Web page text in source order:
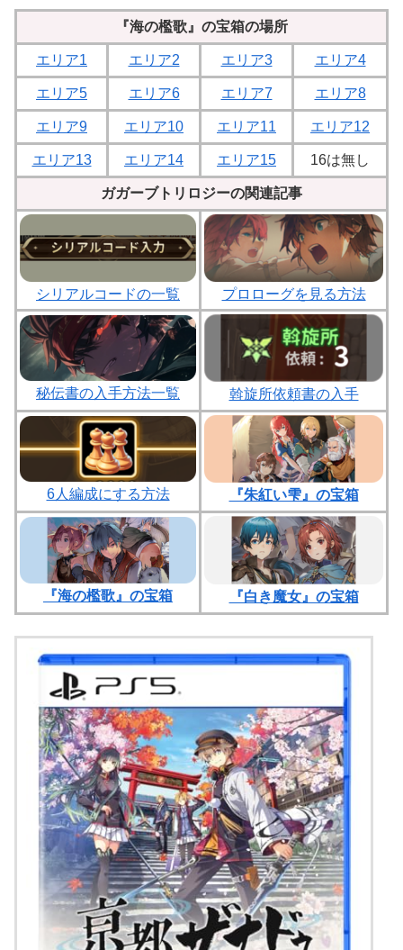
『海の檻歌』の宝箱の場所
エリア1 エリア2 エリア3 エリア4
エリア5 エリア6 エリア7 エリア8
エリア9 エリア10 エリア11 エリア12
エリア13 エリア14 エリア15 16は無し
ガガーブトリロジーの関連記事
シリアルコードの一覧 プロローグを見る方法
秘伝書の入手方法一覧 斡旋所依頼書の入手
6人編成にする方法 『朱紅い雫』の宝箱
『海の檻歌』の宝箱 『白き魔女』の宝箱